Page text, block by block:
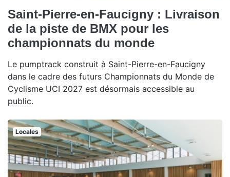
Saint-Pierre-en-Faucigny : Livraison
de la piste de BMX pour les
championnats du monde
Le pumptrack construit à Saint-Pierre-en-Faucigny
dans le cadre des futurs Championnats du Monde de
Cyclisme UCI 2027 est désormais accessible au
public.
Locales